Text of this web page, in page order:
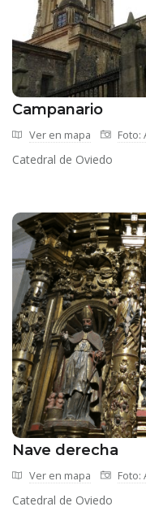
Campanario
Ver en mapa Foto:
Catedral de Oviedo
Nave derecha
Ver en mapa Foto:
Catedral de Oviedo